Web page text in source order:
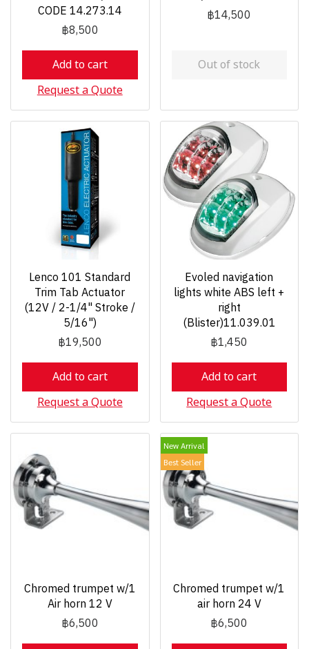
CODE 14.273.14
฿8,500
Add to cart
Request a Quote
฿14,500
Out of stock
Lenco 101 Standard
Trim Tab Actuator
(12V / 2-1/4" Stroke /
5/16")
฿19,500
Add to cart
Request a Quote
Evoled navigation
lights white ABS left +
right
(Blister)11.039.01
฿1,450
Add to cart
Request a Quote
Chromed trumpet w/1
Air horn 12 V
฿6,500
New Arrival
Best Seller
Chromed trumpet w/1
air horn 24 V
฿6,500